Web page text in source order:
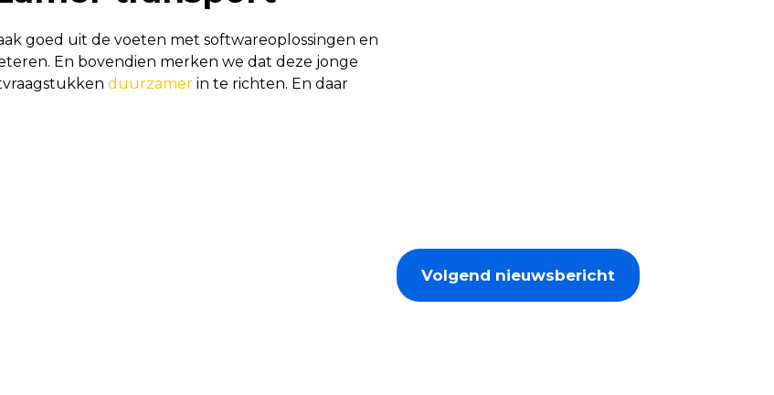
goed uit de voeten met softwareoplossingen en
En bovendien merken we dat deze jonge
duurzamer in te richten. En daar
Volgend nieuwsbericht